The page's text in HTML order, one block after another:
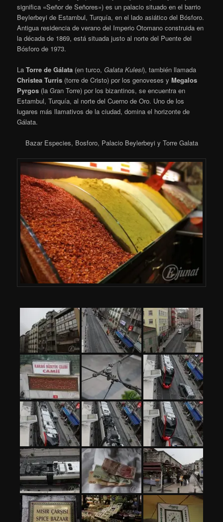
significa «Señor de Señores») es un palacio situado en el barrio
Beylerbeyi de Estambul, Turquía, en el lado asiático del Bósforo.
Antigua residencia de verano del Imperio Otomano construida en
la década de 1869, está situada justo al norte del Puente del
Bósforo de 1973.
LaTorre de Gálata (en turco,Galata Kulesi), también llamada
Christea Turris (torre de Cristo) por los genoveses yMegalos
Pyrgos (la Gran Torre) por los bizantinos, se encuentra en
Estambul, Turquía, al norte del Cuerno de Oro. Uno de los
lugares más llamativos de la ciudad, domina el horizonte de
Gálata.
Bazar Especies, Bosforo, Palacio Beylerbeyi y Torre Galata